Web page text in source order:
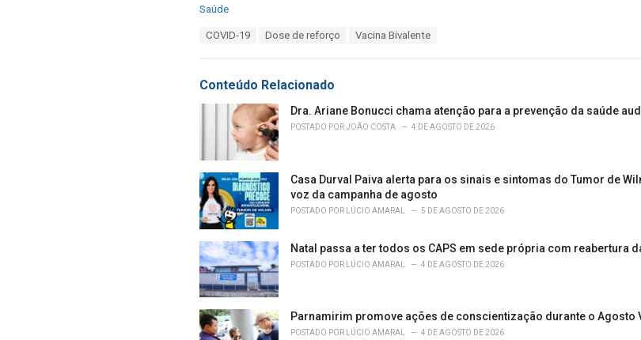
C
o
r
Saúde
:
COVID-19 Dose de reforço Vacina Bivalente
Conteúdo Relacionado
Dra. Ariane Bonucci chama atenção para a prevenção da saúde
POSTADO PORJOÃO COSTA 4 DE AGOSTO DE 2026
Casa Durval Paiva alerta para os sinais e sintomas do Tumor de
voz da campanha de agosto
POSTADO POR LÚCIO AMARAL 5 DE AGOSTO DE 2026
Natal passa a ter todos os CAPS em sede própria com reabertura
POSTADO POR LÚCIO AMARAL 4 DE AGOSTO DE 2026
Parnamirim promove ações de conscientização durante o Agosto
POSTADO POR LÚCIO AMARAL 4 DE AGOSTO DE 2026